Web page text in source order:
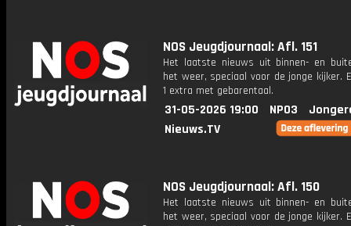
NOS Jeugdjournaal: Afl. 151
Het laatste nieuws uit binnen- en
het weer, speciaal voor de jonge kijker.
1 extra met gebarentaal.
31-05-2026 19:00 NPO3
Nieuws.TV
NOS Jeugdjournaal: Afl. 150
Het laatste nieuws uit binnen- en
het weer, speciaal voor de jonge kijker.